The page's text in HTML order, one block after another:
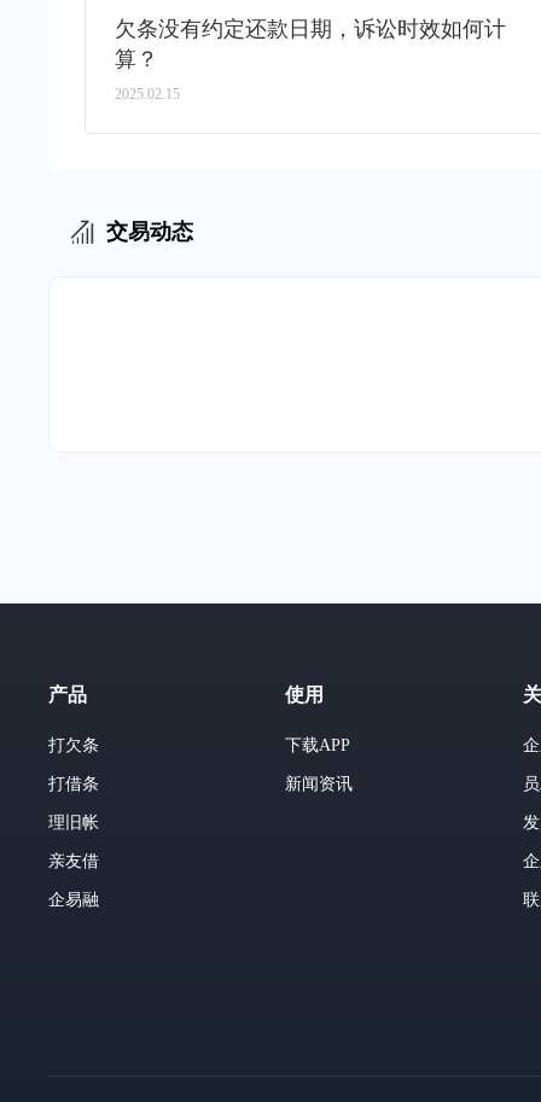
欠条没有约定还款日期，诉讼时效如何计
算？
2025.02.15
交易动态
产品
打欠条
打借条
理旧帐
亲友借
企易融
使用
下载APP
新闻资讯